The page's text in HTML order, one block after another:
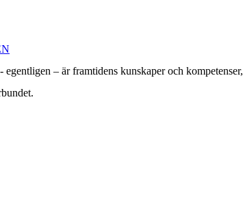
– är framtidens kunskaper och kompetenser,